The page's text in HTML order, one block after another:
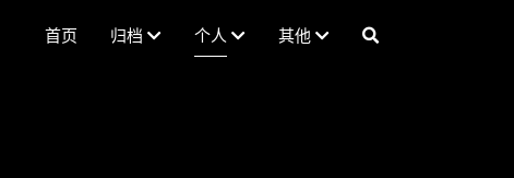
首页 归档 个人 其他